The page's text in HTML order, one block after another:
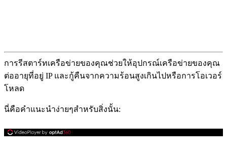
การรีสตาร์ทเครือข่ายของคุณช่วยให้อุปกรณ์เครือข่ายของคุณ
ต่ออายุที่อยู่ IP และกู้คืนจากความร้อนสูงเกินไปหรือการโอเวอร์
โหลด
นี่คือคำแนะนำง่ายๆสำหรับสิ่งนั้น: